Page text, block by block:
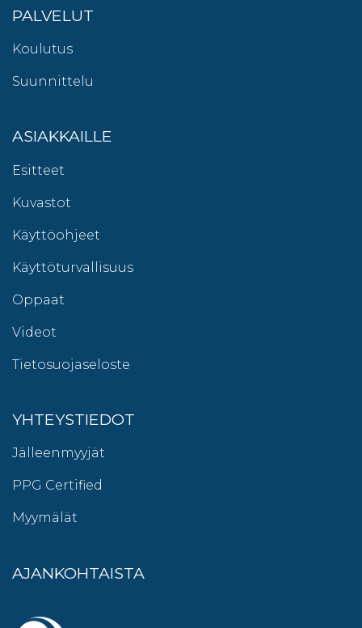
PALVELUT
Koulutus
Suunnittelu
ASIAKKAILLE
Esitteet
Kuvastot
Käyttöohjeet
Käyttöturvallisuus
Oppaat
Videot
Tietosuojaseloste
YHTEYSTIEDOT
Jälleenmyyjät
PPG Certified
Myymälät
AJANKOHTAISTA